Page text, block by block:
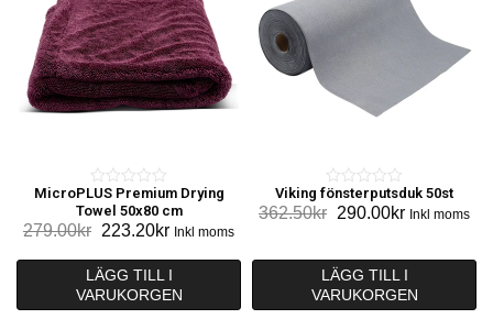
0
o
t
o
f
MicroPLUS Premium Drying
Towel 50x80 cm
279.00kr Det
priset
var:
223.20krDet
priset
är:
Inkl moms
LÄGG TILL I
VARUKORGEN
0
o
t
o
f
Viking fönsterputsduk 50st
362.50kr Det
priset
var:
362.50kr.
290.00krDet
priset
är:
290.00kr.
Inkl moms
LÄGG TILL I
VARUKORGEN